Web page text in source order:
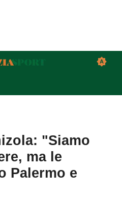
"Siamo
ma le
Palermo e